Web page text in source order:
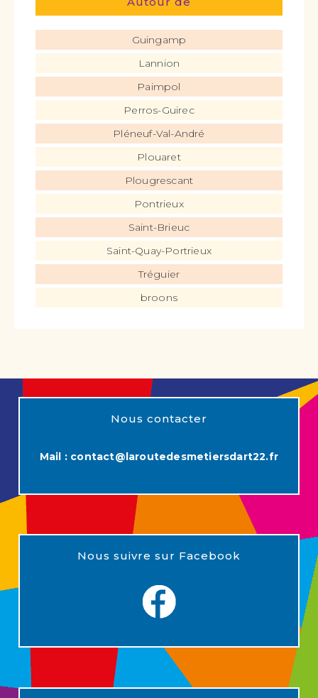
Guingamp
Lannion
Paimpol
Perros-Guirec
Pléneuf-Val-André
Plouaret
Plougrescant
Pontrieux
Saint-Brieuc
Saint-Quay-Portrieux
Tréguier
broons
Nous contacter
Mail : contact@laroutedesmetiersdart22.fr
Nous suivre sur Facebook